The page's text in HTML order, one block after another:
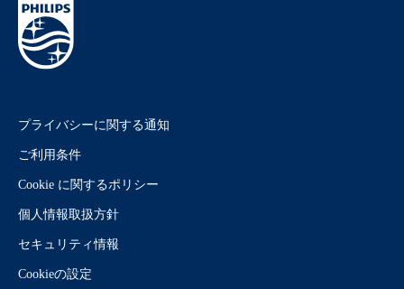
プライバシーに関する通知
ご利用条件
Cookie に関するポリシー
個人情報取扱方針
セキュリティ情報
Cookieの設定